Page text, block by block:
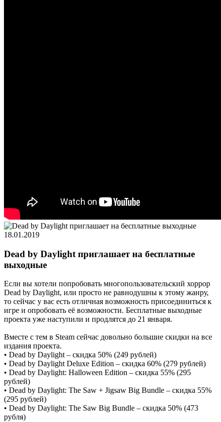
18.01.2019
Dead by Daylight приглашает на бесплатные
выходные
Если вы хотели попробовать многопользовательский хоррор
Dead by Daylight, или просто не равнодушны к этому жанру,
то сейчас у вас есть отличная возможность присоединиться к
игре и опробовать её возможности. Бесплатные выходные
проекта уже наступили и продлятся до 21 января.
Вместе с тем в Steam сейчас довольно большие скидки на все
издания проекта.
• Dead by Daylight – скидка 50% (249 рублей)
• Dead by Daylight Deluxe Edition – скидка 60% (279 рублей)
• Dead by Daylight: Halloween Edition – скидка 55% (295
рублей)
• Dead by Daylight: The Saw + Jigsaw Big Bundle – скидка 55%
(295 рублей)
• Dead by Daylight: The Saw Big Bundle – скидка 50% (473
рубля)